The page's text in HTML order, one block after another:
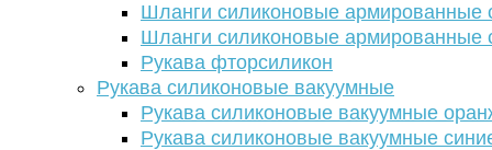
Шланги силиконовые армированные
Шланги силиконовые армированные
Рукава фторсиликон
Рукава силиконовые вакуумные
Рукава силиконовые вакуумные
Рукава силиконовые вакуумные